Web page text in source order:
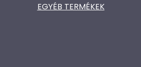
EGYÉB TERMÉKEK